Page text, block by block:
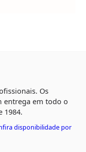
Os
entrega em todo o
1984.
disponibilidade por